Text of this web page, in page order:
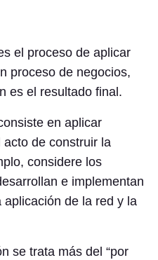
el proceso de aplicar
proceso de negocios,
es el resultado final.
en aplicar
de construir la
considere los
e implementan
de la red y la
se trata más del “por